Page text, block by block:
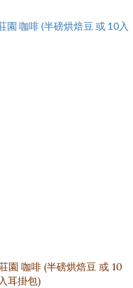
磅烘焙豆 或 10
耳掛包)